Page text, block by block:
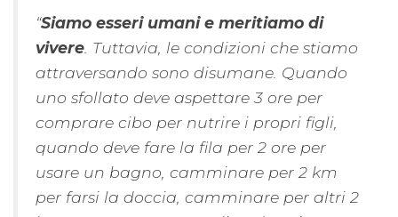
“Siamo esseri umani e meritiamo di
vivere . Tuttavia, le condizioni che stiamo
attraversando sono disumane. Quando
uno sfollato deve aspettare 3 ore per
comprare cibo per nutrire i propri figli,
quando deve fare la fila per 2 ore per
usare un bagno, camminare per 2 km
per farsi la doccia, camminare per altri 2